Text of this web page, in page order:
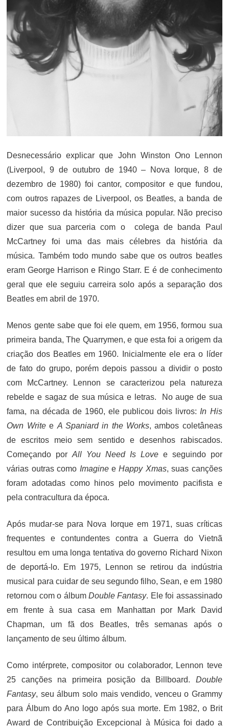
Desnecessário explicar que John Winston Ono Lennon
(Liverpool, 9 de outubro de 1940 – Nova Iorque, 8 de
dezembro de 1980) foi cantor, compositor e que fundou,
com outros rapazes de Liverpool, os Beatles, a banda de
maior sucesso da história da música popular. Não preciso
dizer que sua parceria com o colega de banda Paul
McCartney foi uma das mais célebres da história da
música. Também todo mundo sabe que os outros beatles
eram George Harrison e Ringo Starr. E é de conhecimento
geral que ele seguiu carreira solo após a separação dos
Beatles em abril de 1970.
Menos gente sabe que foi ele quem, em 1956, formou sua
primeira banda, The Quarrymen, e que esta foi a origem da
criação dos Beatles em 1960. Inicialmente ele era o líder
de fato do grupo, porém depois passou a dividir o posto
com McCartney. Lennon se caracterizou pela natureza
rebelde e sagaz de sua música e letras. No auge de sua
fama, na década de 1960, ele publicou dois livros: In His
Own Writee A Spaniard in the Works, ambos coletâneas
de escritos meio sem sentido e desenhos rabiscados.
Começando porAll You Need Is Lovee seguindo por
várias outras como ImagineeHappy Xmas, suas canções
foram adotadas como hinos pelo movimento pacifista e
pela contracultura da época.
Após mudar-se para Nova Iorque em 1971, suas críticas
frequentes e contundentes contra a Guerra do Vietnã
resultou em uma longa tentativa do governo Richard Nixon
de deportá-lo. Em 1975, Lennon se retirou da indústria
musical para cuidar de seu segundo filho, Sean, e em 1980
retornou com o álbum Double Fantasy. Ele foi assassinado
em frente à sua casa em Manhattan por Mark David
Chapman, um fã dos Beatles, três semanas após o
lançamento de seu último álbum.
Como intérprete, compositor ou colaborador, Lennon teve
25 canções na primeira posição da Billboard. Double
Fantasy, seu álbum solo mais vendido, venceu o Grammy
para Álbum do Ano logo após sua morte. Em 1982, o Brit
Award de Contribuição Excepcional à Música foi dado a